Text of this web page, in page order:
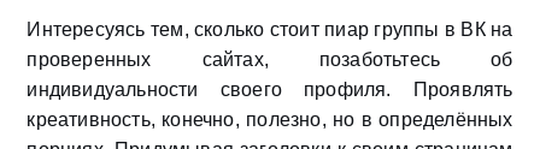
Интересуясь тем, сколько стоит пиар группы в ВК на
проверенных сайтах, позаботьтесь об
индивидуальности своего профиля. Проявлять
креативность, конечно, полезно, но в определённых